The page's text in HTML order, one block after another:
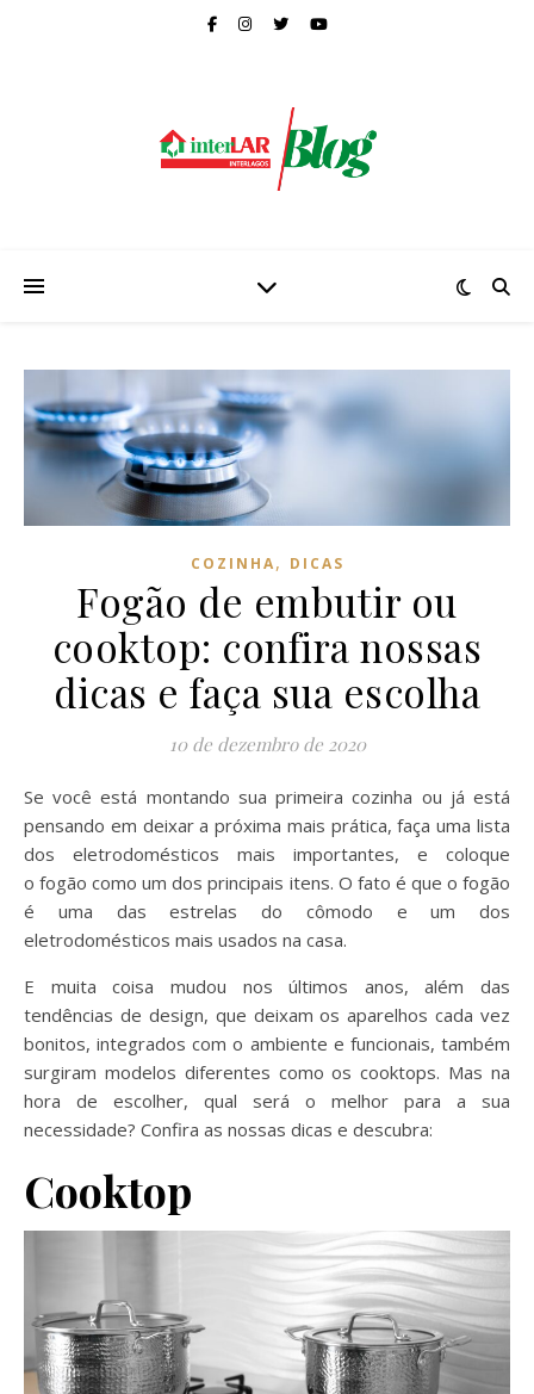
COZINHA, DICAS
Fogão de embutir ou
cooktop: confira nossas
dicas e faça sua escolha
10 de dezembro de 2020
Se você está montando sua primeira cozinha ou já está
pensando em deixar a próxima mais prática, faça uma lista
dos eletrodomésticos mais importantes, e coloque
o fogão como um dos principais itens. O fato é que o fogão
é uma das estrelas do cômodo e um dos
eletrodomésticos mais usados na casa.
E muita coisa mudou nos últimos anos, além das
tendências de design, que deixam os aparelhos cada vez
bonitos, integrados com o ambiente e funcionais, também
surgiram modelos diferentes como os cooktops. Mas na
hora de escolher, qual será o melhor para a sua
necessidade? Confira as nossas dicas e descubra:
Cooktop